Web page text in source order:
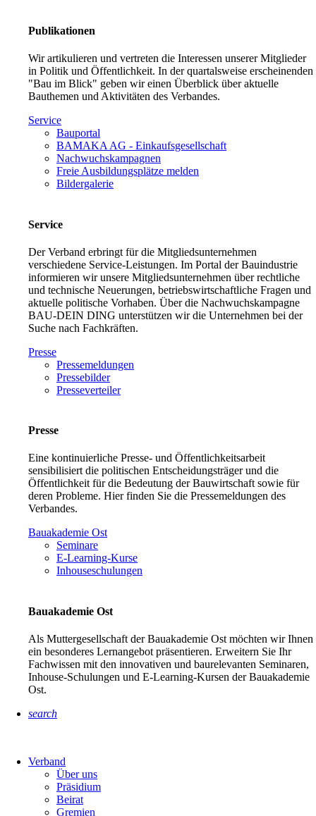
Publikationen
Wir artikulieren und vertreten die Interessen unserer Mitglieder
in Politik und Öffentlichkeit. In der quartalsweise erscheinenden
"Bau im Blick" geben wir einen Überblick über aktuelle
Bauthemen und Aktivitäten des Verbandes.
Service
Bauportal
BAMAKA AG - Einkaufsgesellschaft
Nachwuchskampagnen
Freie Ausbildungsplätze melden
Bildergalerie
Service
Der Verband erbringt für die Mitgliedsunternehmen
verschiedene Service-Leistungen. Im Portal der Bauindustrie
informieren wir unsere Mitgliedsunternehmen über rechtliche
und technische Neuerungen, betriebswirtschaftliche Fragen und
aktuelle politische Vorhaben. Über die Nachwuchskampagne
BAU-DEIN DING unterstützen wir die Unternehmen bei der
Suche nach Fachkräften.
Presse
Pressemeldungen
Pressebilder
Presseverteiler
Presse
Eine kontinuierliche Presse- und Öffentlichkeitsarbeit
sensibilisiert die politischen Entscheidungsträger und die
Öffentlichkeit für die Bedeutung der Bauwirtschaft sowie für
deren Probleme. Hier finden Sie die Pressemeldungen des
Verbandes.
Bauakademie Ost
Seminare
E-Learning-Kurse
Inhouseschulungen
Bauakademie Ost
Als Muttergesellschaft der Bauakademie Ost möchten wir Ihnen
ein besonderes Lernangebot präsentieren. Erweitern Sie Ihr
Fachwissen mit den innovativen und baurelevanten Seminaren,
Inhouse-Schulungen und E-Learning-Kursen der Bauakademie
Ost.
search
Verband
Über uns
Präsidium
Beirat
Gremien